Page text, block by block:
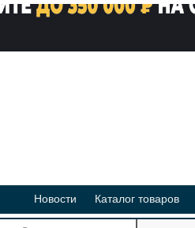
Новости Каталог товаров